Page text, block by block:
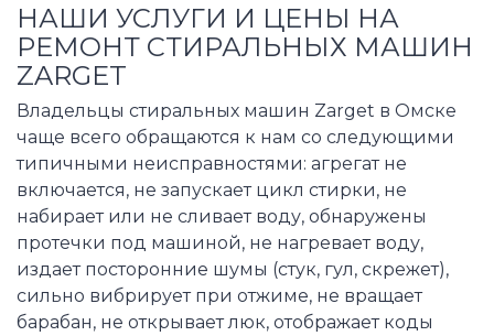
НАШИ УСЛУГИ И ЦЕНЫ НА
РЕМОНТ СТИРАЛЬНЫХ МАШИН
ZARGET
Владельцы стиральных машин Zarget в Омске
чаще всего обращаются к нам со следующими
типичными неисправностями: агрегат не
включается, не запускает цикл стирки, не
набирает или не сливает воду, обнаружены
протечки под машиной, не нагревает воду,
издает посторонние шумы (стук, гул, скрежет),
сильно вибрирует при отжиме, не вращает
барабан, не открывает люк, отображает коды